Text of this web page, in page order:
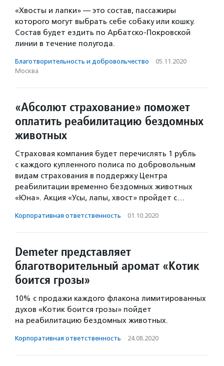
«Хвосты и лапки» — это состав, пассажиры
которого могут выбрать себе собаку или кошку.
Состав будет ездить по Арбатско-Покровской
линии в течение полугода.
Благотвори­тель­ность и доброволь­чест­во · 05.11.2020 ·
Москва
«Абсолют страхование» поможет
оплатить реабилитацию бездомных
животных
Страховая компания будет перечислять 1 рубль
с каждого купленного полиса по добровольным
видам страхования в поддержку Центра
реабилитации временно бездомных животных
«Юна». Акция «Усы, лапы, хвост» пройдет с…
Корпоративная ответственность · 01.10.2020
Demeter представляет
благотворительный аромат «Котик
боится грозы»
10% с продажи каждого флакона лимитированных
духов «Котик боится грозы» пойдет
на реабилитацию бездомных животных.
Корпоративная ответственность · 24.08.2020